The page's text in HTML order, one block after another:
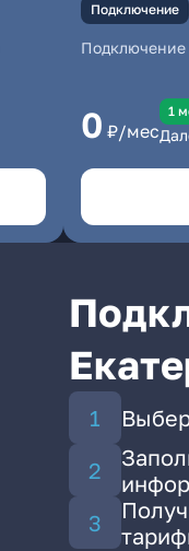
Подключение
Подключение
0 ₽/мес
1